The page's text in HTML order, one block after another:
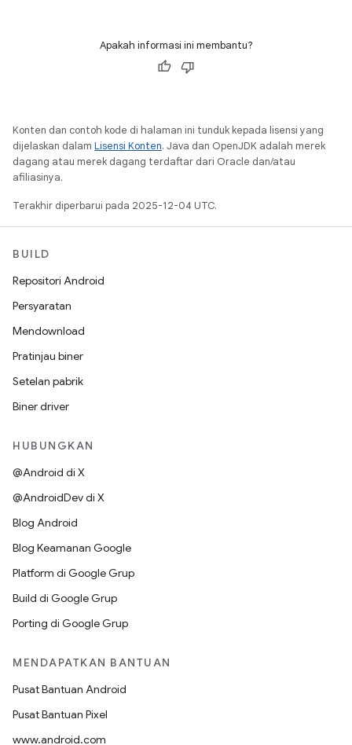
Apakah informasi ini membantu?
Konten dan contoh kode di halaman ini tunduk kepada lisensi yang
dijelaskan dalam Lisensi Konten. Java dan OpenJDK adalah merek
dagang atau merek dagang terdaftar dari Oracle dan/atau
afiliasinya.
Terakhir diperbarui pada 2025-12-04 UTC.
BUILD
Repositori Android
Persyaratan
Mendownload
Pratinjau biner
Setelan pabrik
Biner driver
HUBUNGKAN
@Android di X
@AndroidDev di X
Blog Android
Blog Keamanan Google
Platform di Google Grup
Build di Google Grup
Porting di Google Grup
MENDAPATKAN BANTUAN
Pusat Bantuan Android
Pusat Bantuan Pixel
www.android.com